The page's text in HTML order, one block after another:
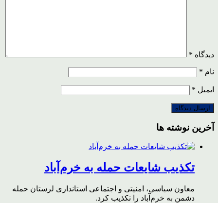
دیدگاه *
نام *
ایمیل *
آخرین نوشته ها
تکذیب شایعات حمله به خرم‌آباد
معاون سیاسی، امنیتی و اجتماعی استانداری لرستان حمله
دشمن به خرم‌آباد را تکذیب کرد.